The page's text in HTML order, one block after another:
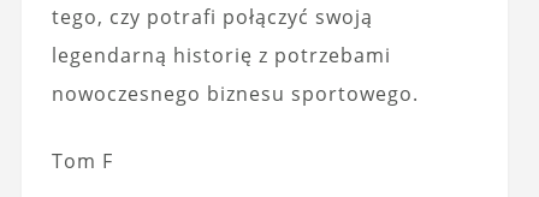
tego, czy potrafi połączyć swoją
legendarną historię z potrzebami
nowoczesnego biznesu sportowego.
Tom F